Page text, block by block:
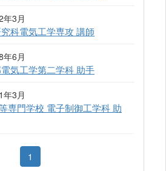
3月
科電気工学専攻 講師
6月
気工学第二学科 助手
3月
専門学校 電子制御工学科 助
1